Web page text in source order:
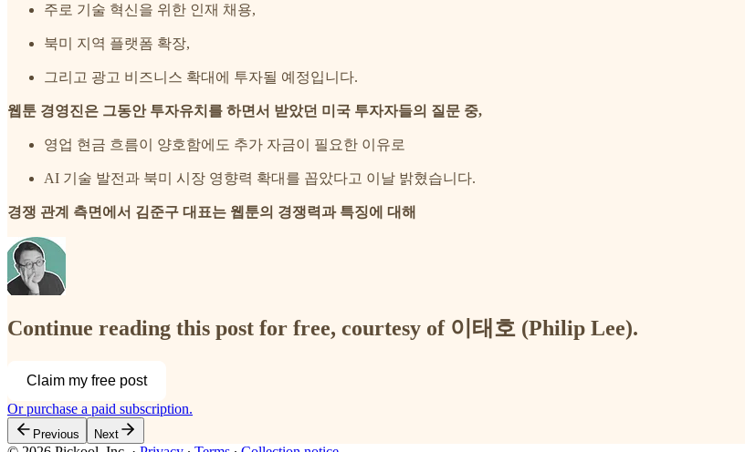
주로 기술 혁신을 위한 인재 채용,
북미 지역 플랫폼 확장,
그리고 광고 비즈니스 확대에 투자될 예정입니다.
웹툰 경영진은 그동안 투자유치를 하면서 받았던 미국 투자자들의 질문 중,
영업 현금 흐름이 양호함에도 추가 자금이 필요한 이유로
AI 기술 발전과 북미 시장 영향력 확대를 꼽았다고 이날 밝혔습니다.
경쟁 관계 측면에서 김준구 대표는 웹툰의 경쟁력과 특징에 대해
Continue reading this post for free, courtesy of 이태호 (Philip Lee).
Claim my free post
Or purchase a paid subscription.
Previous Next